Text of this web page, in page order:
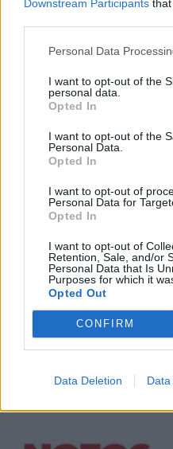
Downstream Participants
Personal Data
I want to opt-out of the
personal data.
Opted In
I want to opt-out of the
Personal Data.
Opted In
I want to opt-out of
Personal Data for
Opted In
I want to opt-out of
Retention, Sale, and/or
Personal Data that Is
Purposes for which it
Opted Out
CONFIRM
Data Deletion Data
Η «think tank των
Νέα Δημοκρατία. Το